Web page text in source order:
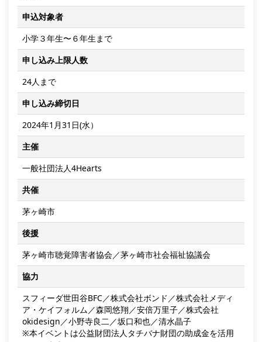
申込対象者
小学３年生〜６年生まで
申し込み上限⼈数
24⼈まで
申し込み締切⽇
2024年1⽉31⽇(水）
主催
⼀般社団法⼈4Hearts
共催
茅ヶ崎市
後援
茅ヶ崎市聴覚障害者協会／茅ヶ崎市社会福祉協議会
協力
スフィーダ世田谷BFC／株式会社ボンド／株式会社メディ
ア・ケイフォルム／森岡悠翔／安倍万里子／株式会社
okidesign／小野寺良二／坂口和也／清水晶子
※本イベントは公益財団法人タチバナ財団の助成金を活用